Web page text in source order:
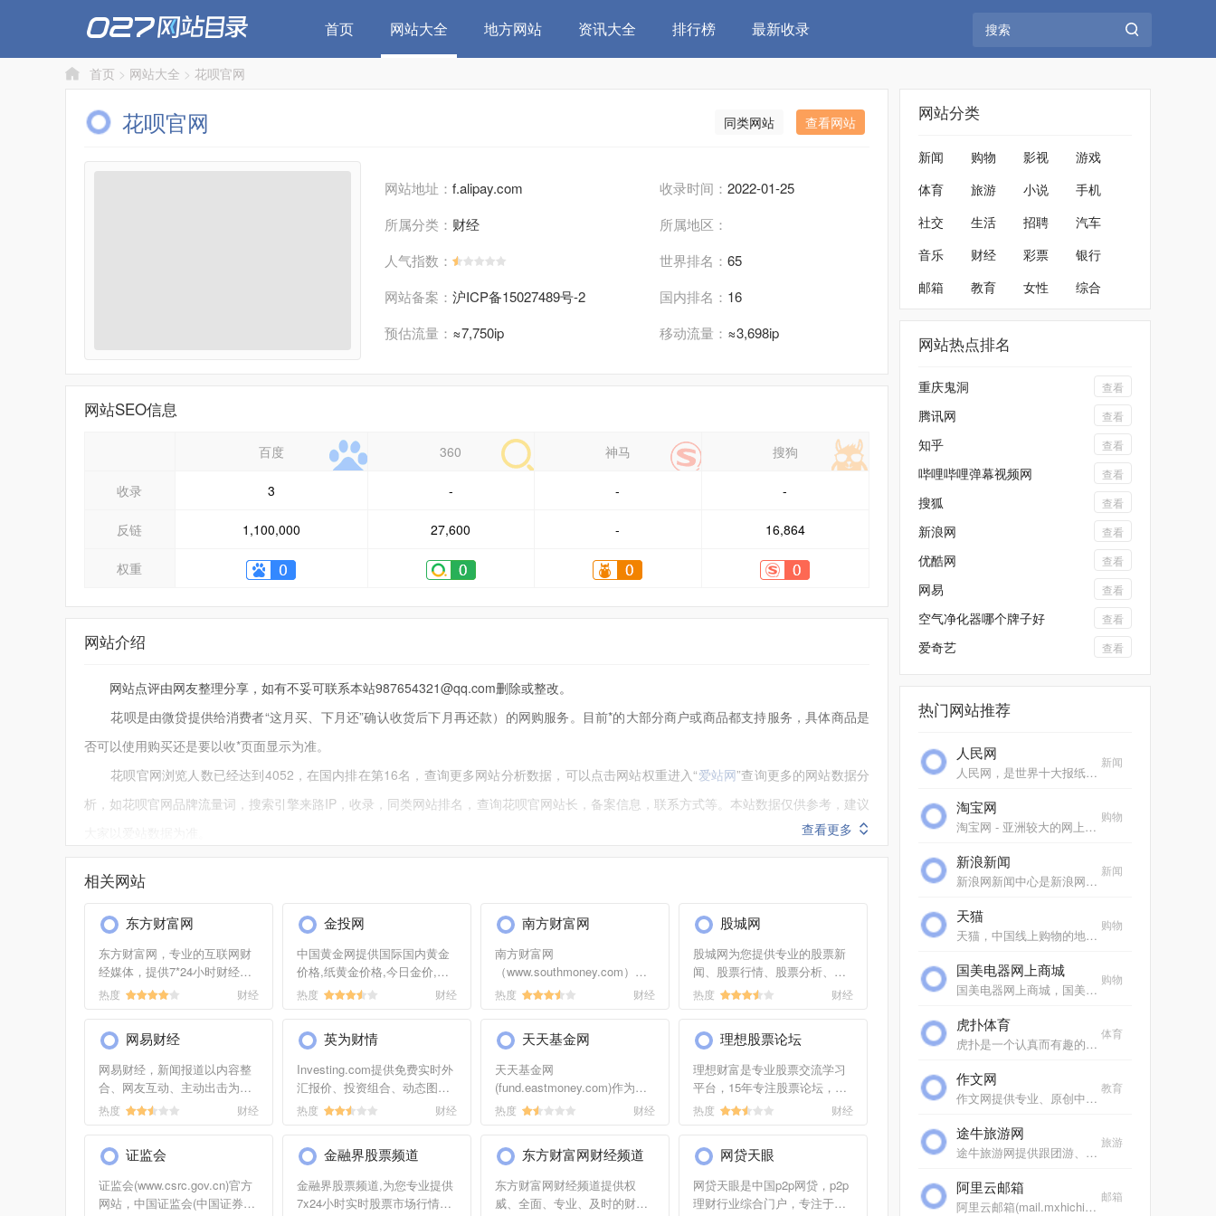
首页 网站大全 地方网站 资讯大全 排行榜 最新收录
首页 > 网站大全 > 花呗官网
花呗官网 同类网站 查看网站
网站地址： f.alipay.com 收录时间： 2022-01-25
所属分类： 财经
所属地区：
人气指数：
世界排名： 65
网站备案： 沪ICP备15027489号-2 国内排名： 16
预估流量： ≈7,750ip 移动流量： ≈3,698ip
网站SEO信息
百度 360 神马 搜狗
收录 3 - - -
反链 1,100,000 27,600 - 16,864
权重
网站介绍
网站点评由网友整理分享，如有不妥可联系本站987654321@qq.com删除或整改。
花呗是由微贷提供给消费者“这月买、下月还”确认收货后下月再还款）的网购服务。目前*的大部分商户或商品都支持服务，具体商品是
否可以使用购买还是要以收*页面显示为准。
花呗官网浏览人数已经达到4052，在国内排在第16名，查询更多网站分析数据，可以点击网站权重进入“爱站网”查询更多的网站数据分
析，如花呗官网品牌流量词，搜索引擎来路IP，收录，同类网站排名，查询花呗官网站长，备案信息，联系方式等。本站数据仅供参考，建议
查看更多
相关网站
东方财富网
东方财富网，专业的互联网财
经媒体，提供7*24小时财经资
讯及全球金融市场报价，汇聚
证券、金融、美股、港股、行
情、...
热度 财经
金投网
中国黄金网提供国际国内黄金
价格,纸黄金价格,今日金价,铂
金(白金)价格,黄金T D开户,白
情,金价走势图,是专业的黄金...
热度 财经
南方财富网
南方财富网
（www.southmoney.com）是
一家以股票为主题的财富网站,
股票知识、股票行情、个股分
析、个股点评、个股推荐...
热度 财经
股城网
股城网为您提供专业的股票新
闻、股票行情、股票分析、怎
么买股票、新财经新闻、新股
识、模拟炒股、股票软件下载
等服务...
热度 财经
网易财经
网易财经，新闻报道以内容整
合、网友互动、主动出击为核
心链条，为网友提供宏观、股
的技术优势，提供实时的全球
金融...
热度 财经
英为财情
Investing.com提供免费实时外
汇报价、投资组合、动态图
表、财经新闻、实时股市数据
热度 财经
天天基金网
天天基金网
(fund.eastmoney.com)作为中
国大的基金网站，致力于提供
态、数据、评级、分析等内
容。
热度 财经
理想股票论坛
理想财富是专业股票交流学习
平台，15年专注股票论坛，汇
集炒股高手。提供投资经验、
挖掘牛股，诊股问股！
热度 财经
证监会
证监会(www.csrc.gov.cn)官方
网站，中国证监会(中国证券监
金融界股票频道
金融界股票频道,为您专业提供
7x24小时实时股票市场行情和
东方财富网财经频道
东方财富网财经频道提供权
威、全面、专业、及时的财经
网贷天眼
网贷天眼是中国p2p网贷，p2p
理财行业综合门户，专注于提
网站分类
新闻 购物 影视
游戏
体育
旅游 小说
手机
社交
生活 招聘
汽车
音乐
财经 彩票
银行
邮箱
教育 女性 综合
网站热点排名
重庆鬼洞 查看
腾讯网 查看
知乎 查看
哔哩哔哩弹幕视频网 查看
搜狐 查看
新浪网 查看
优酷网 查看
网易 查看
空气净化器哪个牌子好 查看
爱奇艺 查看
热门网站推荐
人民网
人民网，是世界十大报纸之一《人民日报》建设的以新闻为主的大型网上信息发布平台，也是互联网上最大的中文和多语种新闻网站之一。作为国家重点新闻网站，人民网以新闻报道...
新闻
淘宝网
淘宝网 - 亚洲较大的网上交易平台，提供各类服饰、美容、家居、数码、话费/点卡充值… 数亿优质商品，同时提供担保交易(先收货后付款)等安全交易保障服务，并由商家提供退货...
购物
新浪新闻
新浪网新闻中心是新浪网重要的频道之一，24小时滚动报道国内、国际及社会新闻。每日编发新闻数以万计。
新闻
天猫
天猫，中国线上购物的地标网站，亚洲超大的综合性购物平台，拥有10万多品牌商家。每日发布大量国内外商品！正品网购，上天猫！天猫千万大牌正品,品类全，一站购，支付安全，...
购物
国美电器网上商城
国美电器网上商城，国美电器唯一官方网上商城，中国领先的专业家电网购平台。全球品牌电视、洗衣机、电脑、手机、数码、空调、电脑配件、生活电器、网络产品等正品行货，更...
购物
虎扑体育
虎扑是一个认真而有趣的社区，每天有众多jrs在虎扑分享自己对篮球、足球、游戏电竞、运动装备、影视、汽车、数码、情感等一切人和事的见解，热闹、真实、有温度。
体育
作文网
作文网提供专业、原创中小学生作文，包括中考满分作文、高考满分作文、零分作文、优秀作文大全、作文素材、作文辅导、英语作文等，欢迎踊跃投稿。
教育
途牛旅游网
途牛旅游网提供跟团游、自助游、邮轮旅游、自驾游、定制游以及景点门票预订、机票预订、火车票预订服务,还有牛人专线、首付出发旅游等品质高端、价格实惠的旅游路线.全年有...
旅游
阿里云邮箱
阿里云邮箱(mail.mxhichina.com)是专业云端邮箱,安全稳定,全球畅通。支持3g超大附件,垃圾邮件拦截率超过99%,阿里云邮邮件客户端,手机邮箱,支持安卓、ios邮箱收发服务,支持代收163邮箱,邮箱,gmail,hotmail,雅虎邮箱,139邮箱、新浪邮箱等。
邮箱